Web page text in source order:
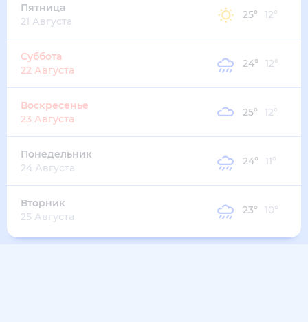
Пятница
21 Августа
25° 12°
Суббота
22 Августа
24° 12°
Воскресенье
23 Августа
25° 12°
Понедельник
24 Августа
24° 11°
Вторник
25 Августа
23° 10°